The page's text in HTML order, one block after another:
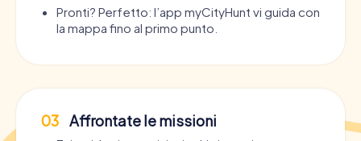
Pronti? Perfetto: l’app myCityHunt vi guida con
la mappa fino al primo punto.
03 Affrontate le missioni